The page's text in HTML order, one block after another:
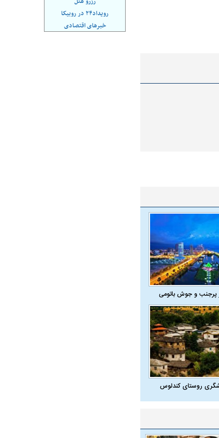
و جوش باتومی
روستای کندلوس
سریع‌تر، پنهان‌کارتر و
| پهپاد انتحاری
ماجرای قتل مداح معروف چیست؟
رویداد۲۴ در روبیکا
خبرهای اقتصادی